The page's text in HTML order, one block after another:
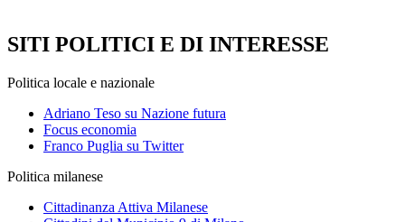
SITI POLITICI E DI INTERESSE
Politica locale e nazionale
Adriano Teso su Nazione futura
Focus economia
Franco Puglia su Twitter
Politica milanese
Cittadinanza Attiva Milanese